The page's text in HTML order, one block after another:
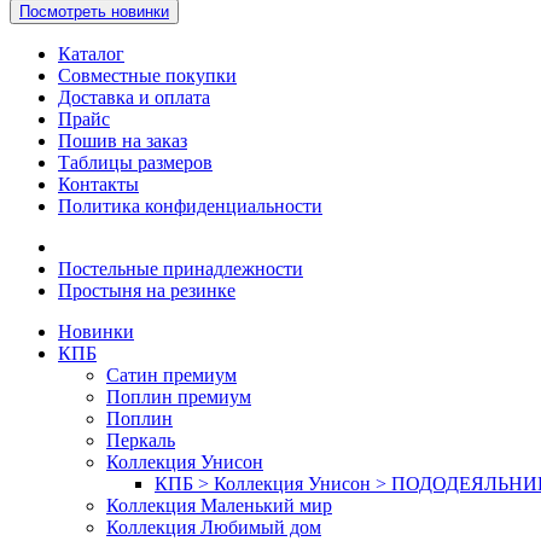
Посмотреть новинки
Каталог
Совместные покупки
Доставка и оплата
Прайс
Пошив на заказ
Таблицы размеров
Контакты
Политика конфиденциальности
Постельные принадлежности
Простыня на резинке
Новинки
КПБ
Сатин премиум
Поплин премиум
Поплин
Перкаль
Коллекция Унисон
КПБ > Коллекция Унисон >
Коллекция Маленький мир
Коллекция Любимый дом